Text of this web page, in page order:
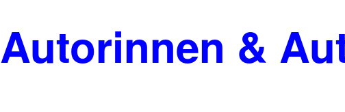
Autorinnen &